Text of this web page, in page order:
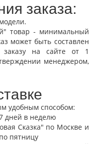
заказа:
товар - минимальный
может быть составлен
на сайте от 1
менеджером,
удобным способом:
дней в неделю
Сказка" по Москве и
пятницу